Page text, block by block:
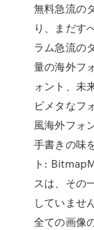
無料急流の
り、まだす
ラム急流の
量の海外フ
ォント、未
ビメタなフ
風海外フォ
手書きの味
ト:
スは、その
していませ
全ての画像